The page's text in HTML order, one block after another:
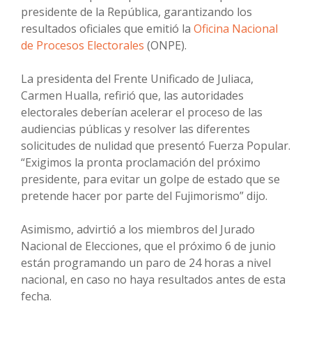
presidente de la República, garantizando los
resultados oficiales que emitió la Oficina Nacional
de Procesos Electorales (ONPE).
La presidenta del Frente Unificado de Juliaca,
Carmen Hualla, refirió que, las autoridades
electorales deberían acelerar el proceso de las
audiencias públicas y resolver las diferentes
solicitudes de nulidad que presentó Fuerza Popular.
“Exigimos la pronta proclamación del próximo
presidente, para evitar un golpe de estado que se
pretende hacer por parte del Fujimorismo” dijo.
Asimismo, advirtió a los miembros del Jurado
Nacional de Elecciones, que el próximo 6 de junio
están programando un paro de 24 horas a nivel
nacional, en caso no haya resultados antes de esta
fecha.